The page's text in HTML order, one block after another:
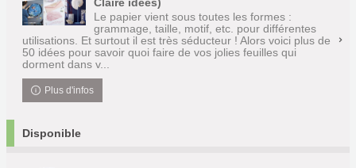
Claire idées)
Le papier vient sous toutes les formes :
grammage, taille, motif, etc. pour différentes
utilisations. Et surtout il est très séducteur ! Alors voici plus de
50 idées pour savoir quoi faire de vos jolies feuilles qui
dorment dans v...
Plus d'infos
Disponible